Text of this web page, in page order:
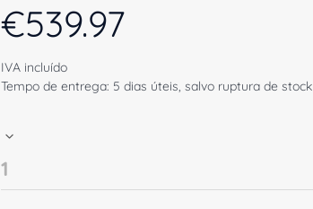
€539.97
IVA incluído
Tempo de entrega: 5 dias úteis, salvo ruptura de stock